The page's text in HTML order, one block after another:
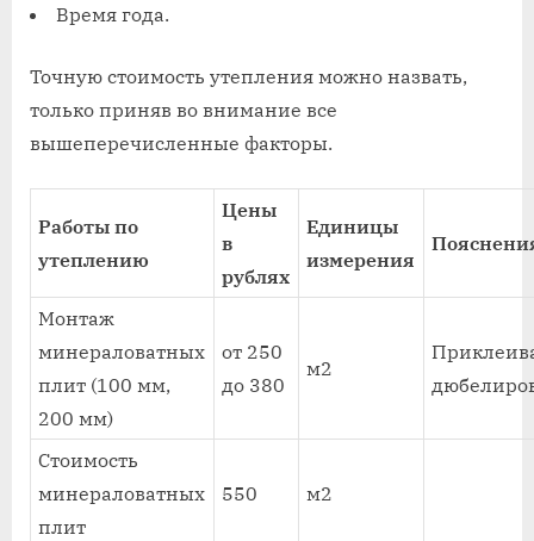
Время года.
Точную стоимость утепления можно назвать,
только приняв во внимание все
вышеперечисленные факторы.
Работы по
утеплению
Цены
в
рублях
Единицы
измерения
Монтаж
минераловатных
плит (100 мм,
200 мм)
от 250
до 380
м2
Стоимость
минераловатных
плит
550 м2